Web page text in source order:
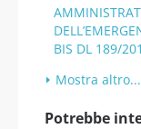
BIS DL 189/
Mostra
Potrebbe